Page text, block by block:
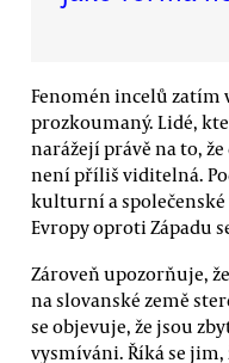
Fenomén incelů zatím
prozkoumaný. Lidé,
narážejí právě na to,
není příliš viditelná.
kulturní a
Evropy oproti Západu
Zároveň upozorňuje,
na slovanské země
se objevuje, že jsou
vysmíváni. Říká se jim,